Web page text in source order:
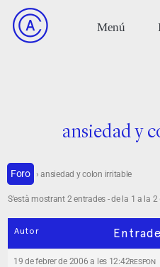
ansiedad y
Foro › ansiedad y colon irritable
S'està mostrant 2 entrades - de la 1 a la
Autor
19 de febrer de 2006 a les 12:42RESPON